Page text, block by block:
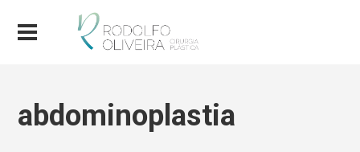
abdominoplastia